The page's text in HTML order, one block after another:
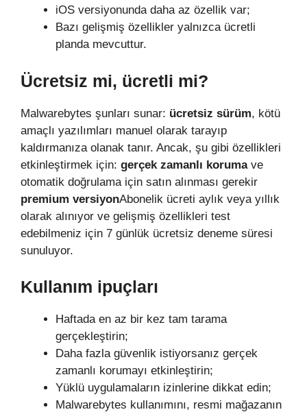
iOS versiyonunda daha az özellik var;
Bazı gelişmiş özellikler yalnızca ücretli
planda mevcuttur.
Ücretsiz mi, ücretli mi?
Malwarebytes şunları sunar: ücretsiz sürüm, kötü
amaçlı yazılımları manuel olarak tarayıp
kaldırmanıza olanak tanır. Ancak, şu gibi özellikleri
etkinleştirmek için: gerçek zamanlı korumave
otomatik doğrulama için satın alınması gerekir
premium versiyonAbonelik ücreti aylık veya yıllık
olarak alınıyor ve gelişmiş özellikleri test
edebilmeniz için 7 günlük ücretsiz deneme süresi
sunuluyor.
Kullanım ipuçları
Haftada en az bir kez tam tarama
gerçekleştirin;
Daha fazla güvenlik istiyorsanız gerçek
zamanlı korumayı etkinleştirin;
Yüklü uygulamaların izinlerine dikkat edin;
Malwarebytes kullanımını, resmi mağazanın